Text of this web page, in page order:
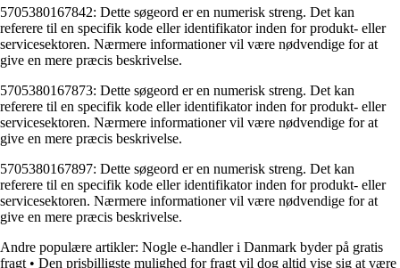
5705380167842: Dette søgeord er en numerisk streng. Det kan
referere til en specifik kode eller identifikator inden for produkt- eller
servicesektoren. Nærmere informationer vil være nødvendige for at
give en mere præcis beskrivelse.
5705380167873: Dette søgeord er en numerisk streng. Det kan
referere til en specifik kode eller identifikator inden for produkt- eller
servicesektoren. Nærmere informationer vil være nødvendige for at
give en mere præcis beskrivelse.
5705380167897: Dette søgeord er en numerisk streng. Det kan
referere til en specifik kode eller identifikator inden for produkt- eller
servicesektoren. Nærmere informationer vil være nødvendige for at
give en mere præcis beskrivelse.
Andre populære artikler: Nogle e-handler i Danmark byder på gratis
fragt • Den prisbilligste mulighed for fragt vil dog altid vise sig at være